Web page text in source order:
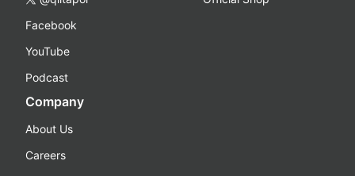
Facebook
YouTube
Podcast
Company
About Us
Careers